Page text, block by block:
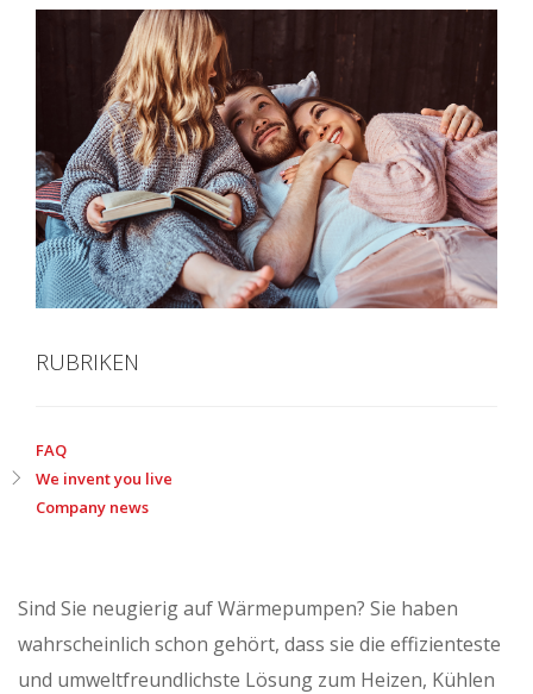
RUBRIKEN
FAQ
We invent you live
Company news
Sind Sie neugierig auf Wärmepumpen? Sie haben
wahrscheinlich schon gehört, dass sie die effizienteste
und umweltfreundlichste Lösung zum Heizen, Kühlen